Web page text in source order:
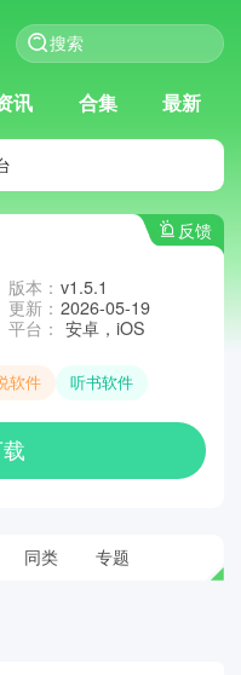
讯 合集 最新
反馈
版本： v1.5.1
更新： 2026-05-19
平台： 安卓，iOS
软件 听书软件
同类 专题